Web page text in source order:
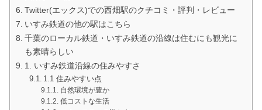
Twitter(エックス)での西畑駅のクチコミ・評判・レビュー
いすみ鉄道の他の駅はこちら
千葉のローカル鉄道・いすみ鉄道の沿線は住むにも観光に
も素晴らしい
1. いすみ鉄道沿線の住みやすさ
1.1 住みやすい点
自然環境が豊か
低コストな生活